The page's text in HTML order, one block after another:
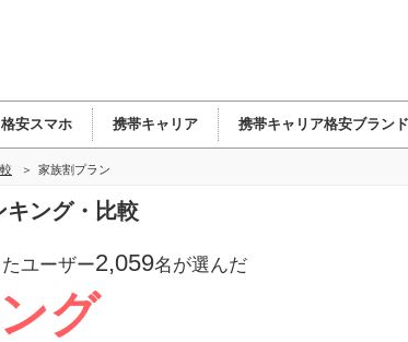
格安スマホ 携帯キャリア 携帯キャリア格安ブランド
家族割プラン
キング・比較
ユーザー2,059名が選んだ
グ